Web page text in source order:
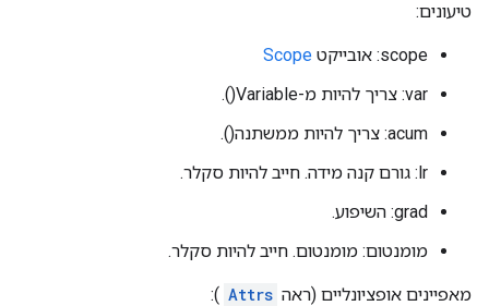
טיעונים:
scope: אובייקט
Scope
var: צריך להיות מ-Variable().
acum: צריך להיות ממשתנה().
lr: גורם קנה מידה. חייב להיות סקלר.
grad: השיפוע.
מומנטום: מומנטום. חייב להיות סקלר.
מאפיינים אופציונליים (ראה Attrs
):